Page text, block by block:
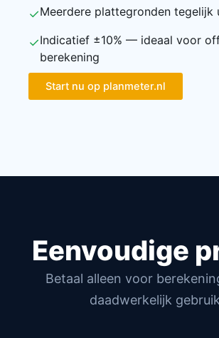
✓Meerdere plattegronden tegelijk
✓Indicatief ±10% — ideaal voor
berekening
Start nu op planmeter.nl
Eenvoudige
Betaal alleen voor
daadwerkelijk